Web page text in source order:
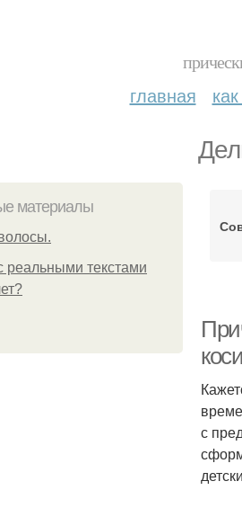
главная
материалы
реальными текстами
с